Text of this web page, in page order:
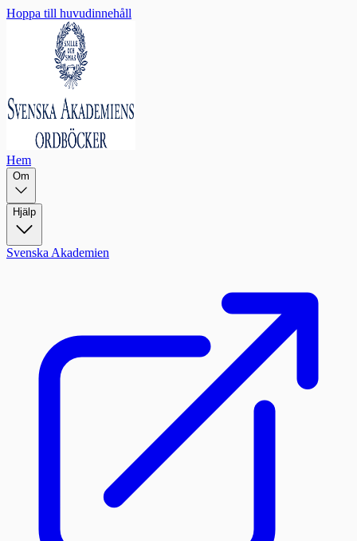
Hoppa till huvudinnehåll
Hem
Om
Hjälp
Svenska Akademien